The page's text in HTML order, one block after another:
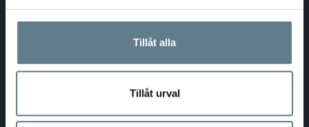
Tillåt alla
Tillåt urval
E-post: info@dalolinden.se
Org.nr: 556526-6599
SVERIGE - SEK